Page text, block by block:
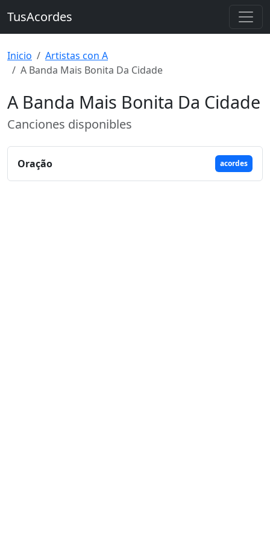
TusAcordes
Inicio
Artistas con A
A Banda Mais Bonita Da Cidade
A Banda Mais Bonita Da Cidade
Canciones disponibles
Oração acordes